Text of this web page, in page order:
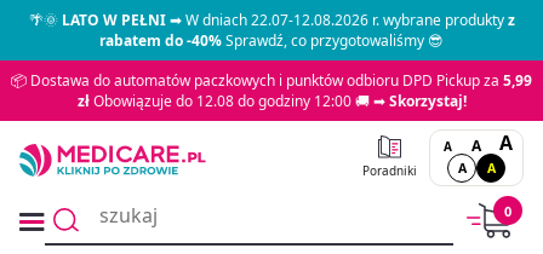
🌴🌞LATO W PEŁNI➡ W dniach 22.07-12.08.2026 r. wybrane produktyz
rabatem do -40%Sprawdź, co przygotowaliśmy 😎
📦 Dostawa do automatów paczkowych i punktów odbioru DPD Pickup za 5,99
złObowiązuje do 12.08 do godziny 12:00 🚚 ➡Skorzystaj!
Poradniki
A A A
A A
0